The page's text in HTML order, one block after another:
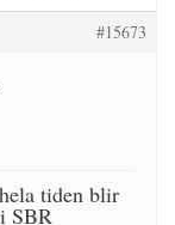
#15673
tiden blir
SBR